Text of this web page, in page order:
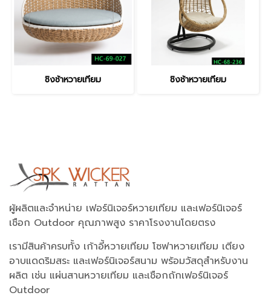
ชิงช้าหวายเทียม ชิงช้าหวายเทียม
ผู้ผลิตและจำหน่าย เฟอร์นิเจอร์หวายเทียม และเฟอร์นิเจอร์
เชือก Outdoor คุณภาพสูง ราคาโรงงานโดยตรง
เรามีสินค้าครบทั้ง เก้าอี้หวายเทียม โซฟาหวายเทียม เตียง
อาบแดดริมสระ และเฟอร์นิเจอร์สนาม พร้อมวัสดุสำหรับงาน
ผลิต เช่น แผ่นสานหวายเทียม และเชือกถักเฟอร์นิเจอร์
Outdoor